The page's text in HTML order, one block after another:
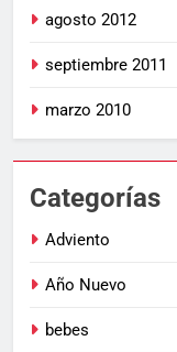
agosto 2012
septiembre 2011
marzo 2010
Categorías
Adviento
Año Nuevo
bebes